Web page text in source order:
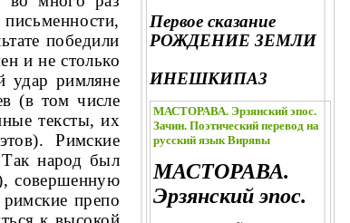
по­бедили
и не столько
удар римляне
(в том числе
тек­сты, их
Римские
Так народ был
совершенную
римские препо­
Первое сказание
РОЖДЕНИЕ ЗЕМЛИ
ИНЕШКИПАЗ
МАСТОРАВА. Эрзянский эпос.
Зачин. Поэтический перевод на
русский язык Вирявы
МАСТОРАВА.
Эрзянский эпос.